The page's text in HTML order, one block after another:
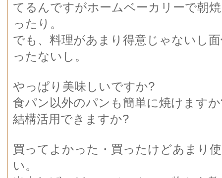
てるんですがホームベーカリーで朝
ったり。
でも、料理があまり得意じゃないし
ったないし。
やっぱり美味しいですか?
食パン以外のパンも簡単に焼けます
結構活用できますか?
買ってよかった・買ったけどあまり
い。